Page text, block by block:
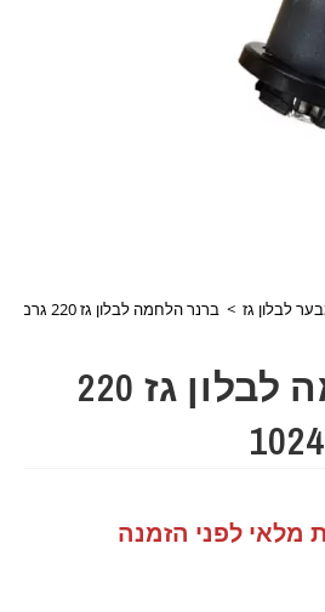
לבלון גז > ברנר הלחמה לבלון גז 220 גרם דגם 102425
ברנר הלחמה לבלון גז 220
מלאי לפני הזמנה